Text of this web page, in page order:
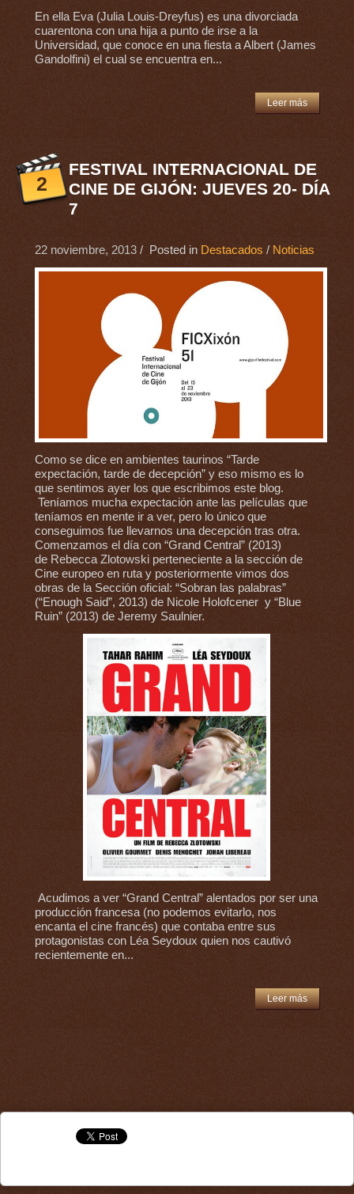
En ella Eva (Julia Louis-Dreyfus) es una divorciada
cuarentona con una hija a punto de irse a la
Universidad, que conoce en una fiesta a Albert (James
Gandolfini) el cual se encuentra en...
Leer más
2
FESTIVAL INTERNACIONAL DE
CINE DE GIJÓN: JUEVES 20- DÍA
7
22 noviembre, 2013/ Posted in Destacados / Noticias
Como se dice en ambientes taurinos “Tarde
expectación, tarde de decepción” y eso mismo es lo
que sentimos ayer los que escribimos este blog.
Teníamos mucha expectación ante las películas que
teníamos en mente ir a ver, pero lo único que
conseguimos fue llevarnos una decepción tras otra.
Comenzamos el día con “Grand Central” (2013)
de Rebecca Zlotowski perteneciente a la sección de
Cine europeo en ruta y posteriormente vimos dos
obras de la Sección oficial: “Sobran las palabras”
(“Enough Said”, 2013) de Nicole Holofcener y “Blue
Ruin” (2013) de Jeremy Saulnier.
Acudimos a ver “Grand Central” alentados por ser una
producción francesa (no podemos evitarlo, nos
encanta el cine francés) que contaba entre sus
protagonistas con Léa Seydoux quien nos cautivó
recientemente en...
Leer más